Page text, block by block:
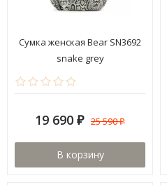
Сумка женская Bear SN3692
snake grey
19 690 ₽ 25 590₽
В корзину